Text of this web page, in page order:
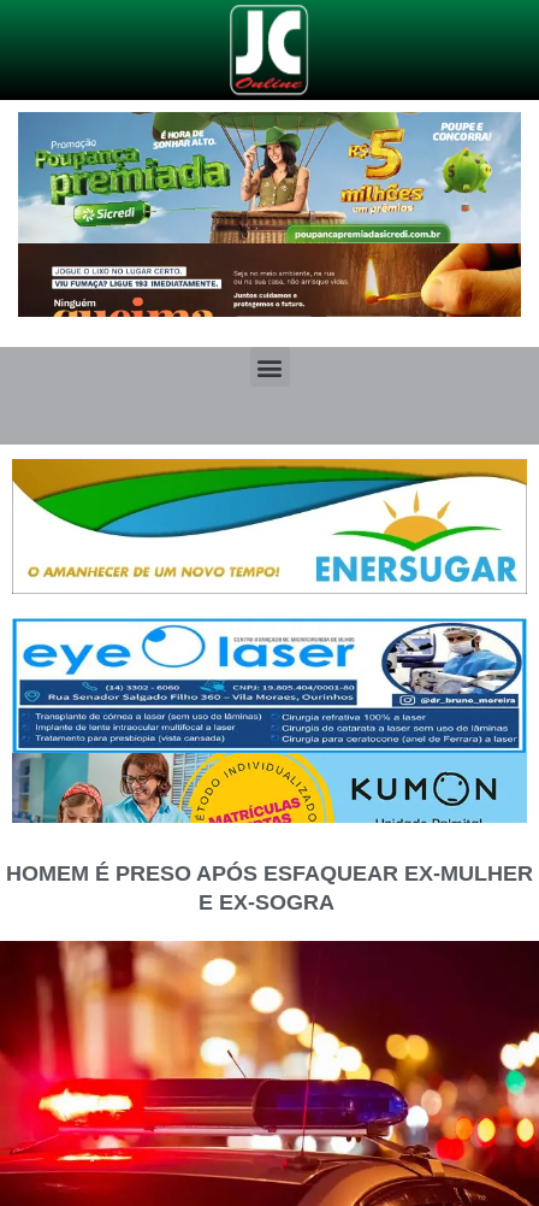
HOMEM É PRESO APÓS ESFAQUEAR EX-MULHER
E EX-SOGRA